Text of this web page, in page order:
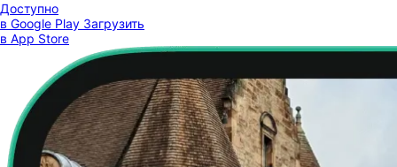
Доступно
в Google Play Загрузить
в App Store